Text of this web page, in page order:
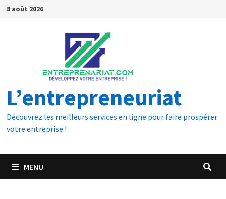
8 août 2026
L’entrepreneuriat
Découvrez les meilleurs services en ligne pour faire prospérer
votre entreprise !
MENU